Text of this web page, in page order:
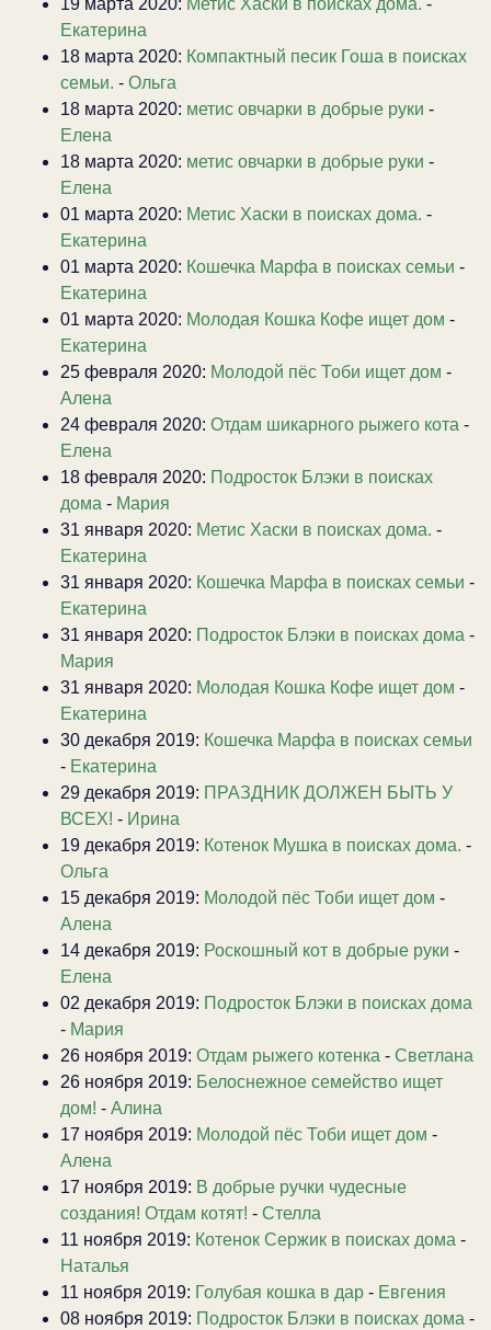
Екатерина
18 марта 2020: Компактный песик Гоша в поисках
семьи. - Ольга
18 марта 2020: метис овчарки в добрые руки -
Елена
18 марта 2020: метис овчарки в добрые руки -
Елена
01 марта 2020: Метис Хаски в поисках дома. -
Екатерина
01 марта 2020: Кошечка Марфа в поисках семьи -
Екатерина
01 марта 2020: Молодая Кошка Кофе ищет дом -
Екатерина
25 февраля 2020: Молодой пёс Тоби ищет дом -
Алена
24 февраля 2020: Отдам шикарного рыжего кота -
Елена
18 февраля 2020: Подросток Блэки в поисках
дома - Мария
31 января 2020: Метис Хаски в поисках дома. -
Екатерина
31 января 2020: Кошечка Марфа в поисках семьи -
Екатерина
31 января 2020: Подросток Блэки в поисках дома -
Мария
31 января 2020: Молодая Кошка Кофе ищет дом -
Екатерина
30 декабря 2019: Кошечка Марфа в поисках семьи
- Екатерина
29 декабря 2019: ПРАЗДНИК ДОЛЖЕН БЫТЬ У
ВСЕХ! - Ирина
19 декабря 2019: Котенок Мушка в поисках дома. -
Ольга
15 декабря 2019: Молодой пёс Тоби ищет дом -
Алена
14 декабря 2019: Роскошный кот в добрые руки -
Елена
02 декабря 2019: Подросток Блэки в поисках дома
- Мария
26 ноября 2019: Отдам рыжего котенка - Светлана
26 ноября 2019: Белоснежное семейство ищет
дом! - Алина
17 ноября 2019: Молодой пёс Тоби ищет дом -
Алена
17 ноября 2019: В добрые ручки чудесные
создания! Отдам котят! - Стелла
11 ноября 2019: Котенок Сержик в поисках дома -
Наталья
11 ноября 2019: Голубая кошка в дар - Евгения
08 ноября 2019: Подросток Блэки в поисках дома -